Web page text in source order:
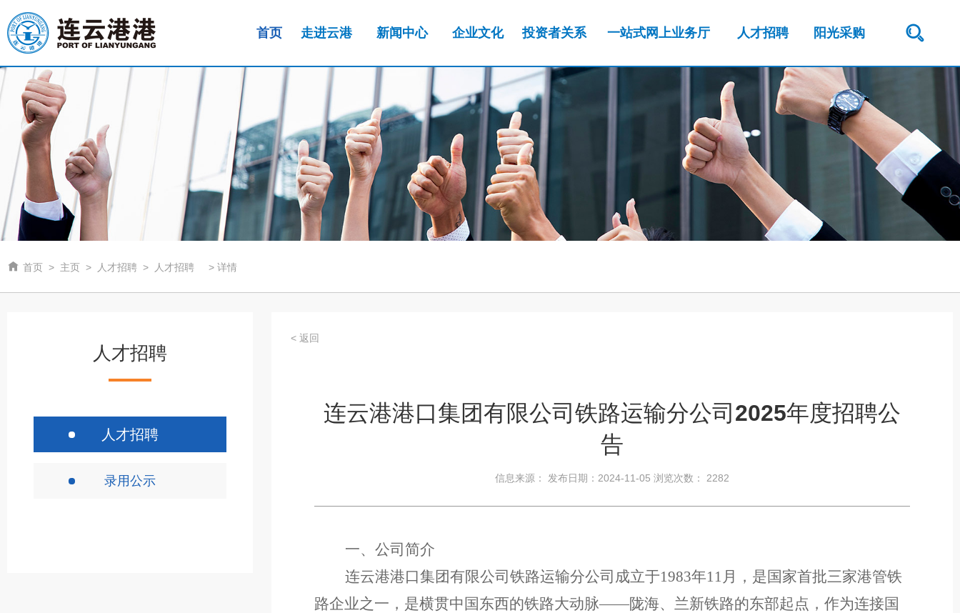
首页 走进云港 新闻中心 企业文化 投资者关系 一站式网上业务厅 人才招聘 阳光采购
 首页 > 主页 > 人才招聘 > 人才招聘 > 详情
人才招聘
人才招聘
录用公示
< 返回
连云港港口集团有限公司铁路运输分公司2025年度招聘公
告
信息来源： 发布日期：2024-11-05 浏览次数： 2282
一、公司简介
连云港港口集团有限公司铁路运输分公司成立于1983年11月
，是国家首批三家港管铁
路企业之一， 是横贯中国东西的铁路大动脉——陇海、兰新铁路的东部起点，作为连接国